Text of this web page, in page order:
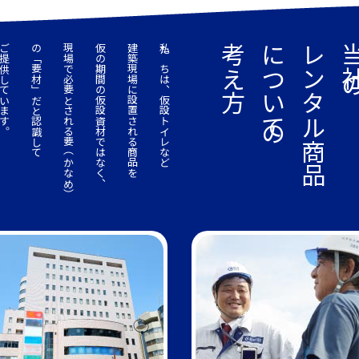
レンタル商品
についての
考え方
私たちは、仮設トイレなど
建築現場に設置される商品を
仮の期間の仮設資材ではなく、
現場で必要とされる要（かなめ）
の「要材」だと認識して
ます。